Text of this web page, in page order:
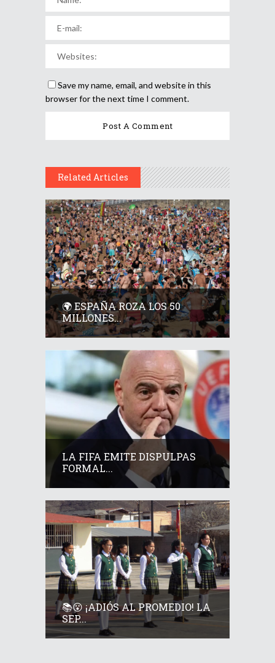
Save my name, email, and website in this
browser for the next time I comment.
Related Articles
🌍 ESPAÑA ROZA LOS 50
MILLONES...
LA FIFA EMITE DISPULPAS
FORMAL...
📚😮 ¡ADIÓS AL PROMEDIO! LA
SEP...